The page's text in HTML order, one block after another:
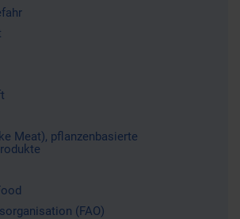
Meat), pflanzenbasierte
(FAO)